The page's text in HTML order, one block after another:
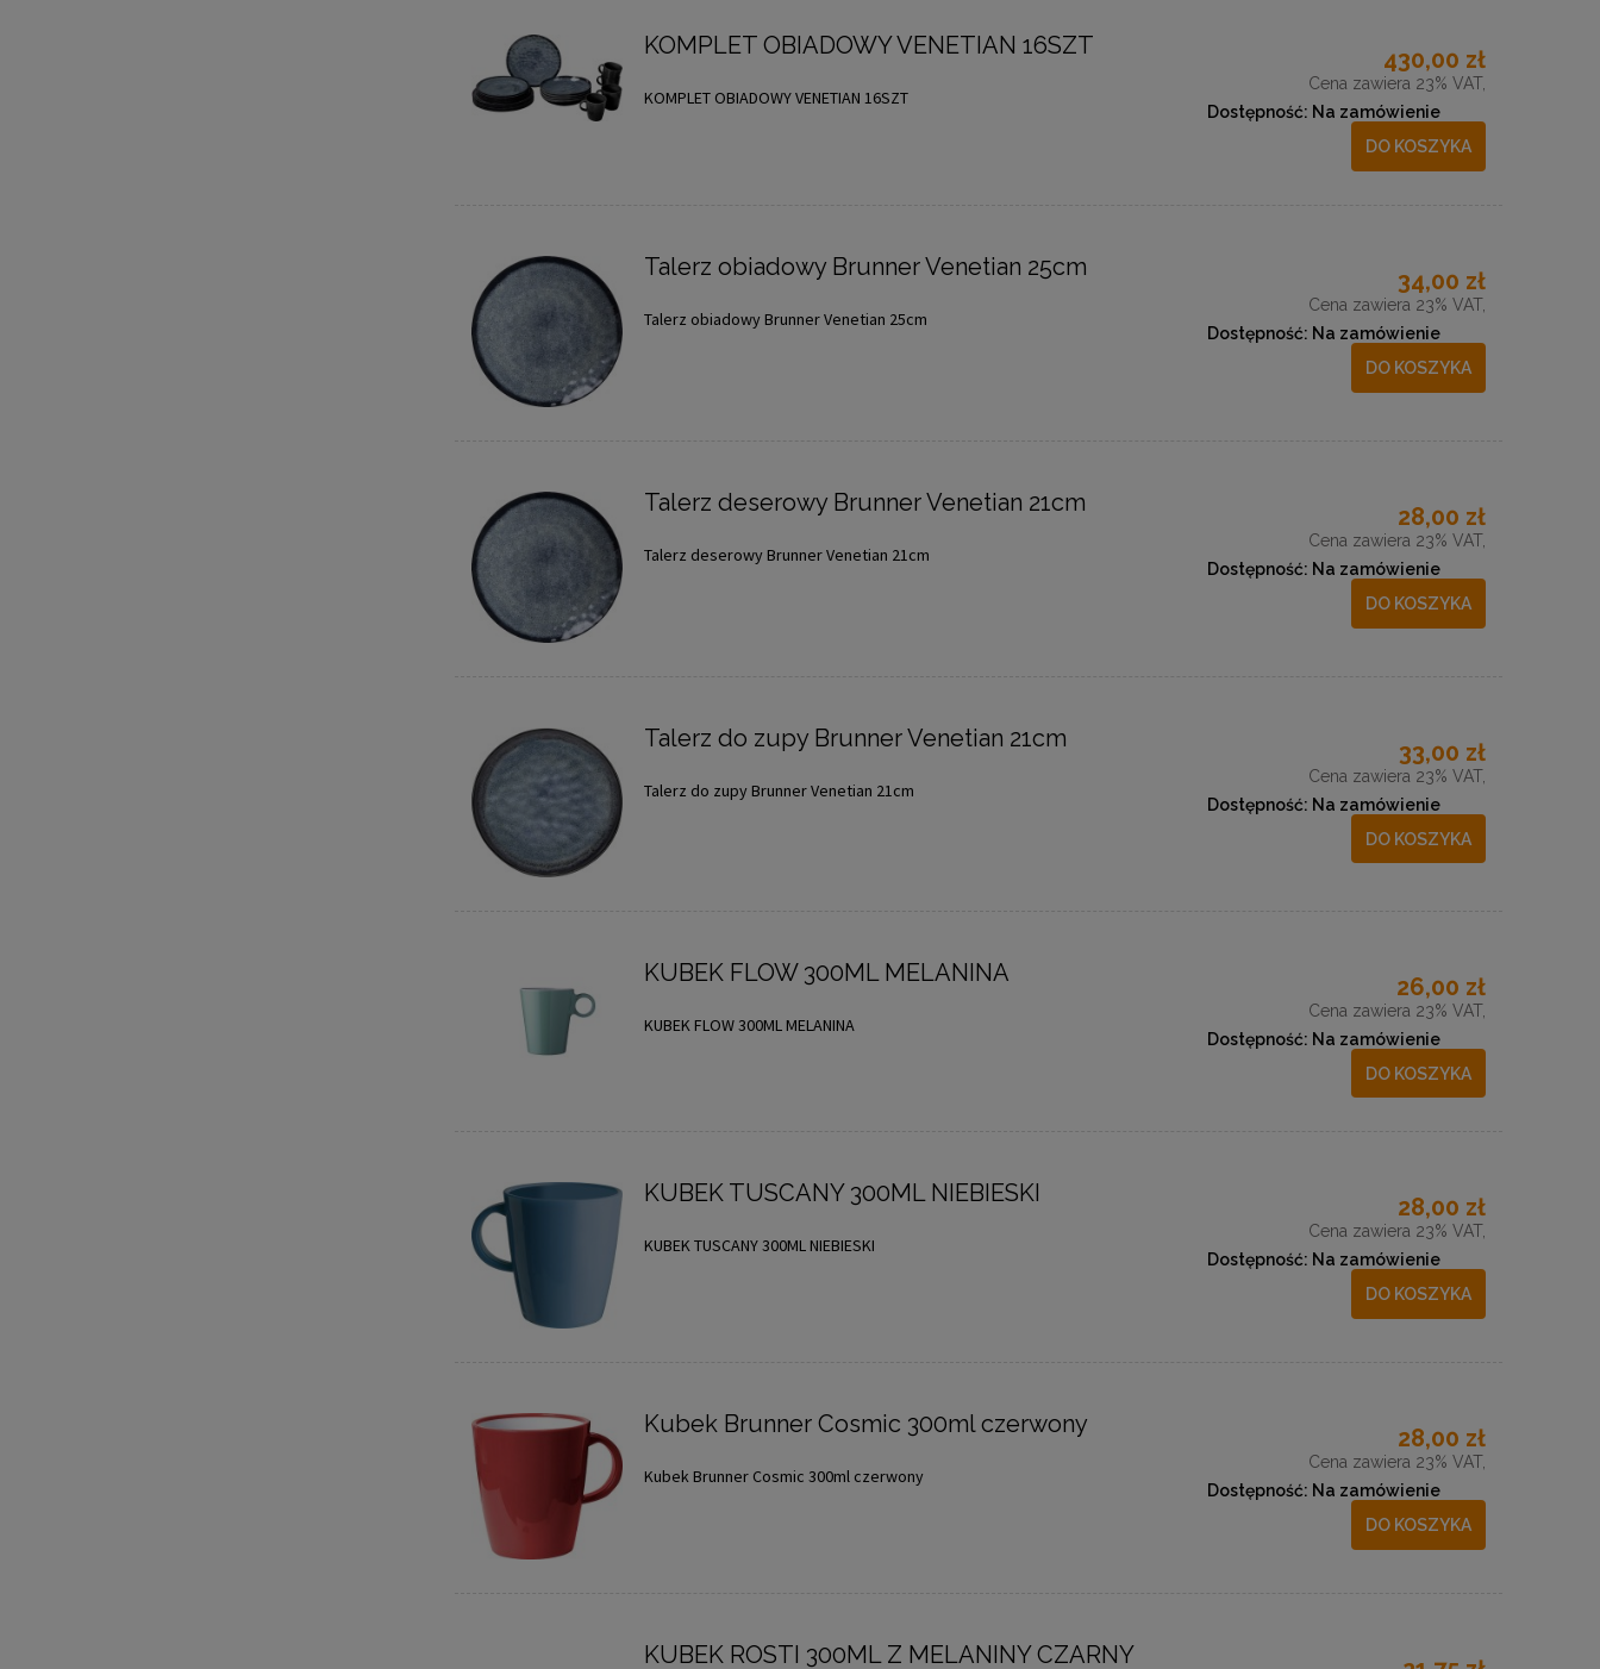
KOMPLET OBIADOWY VENETIAN 16SZT
KOMPLET OBIADOWY VENETIAN 16SZT
430,00 zł
Cena zawiera 23% VAT,
Dostępność: Na zamówienie
DO KOSZYKA
Talerz obiadowy Brunner Venetian 25cm
Talerz obiadowy Brunner Venetian 25cm
34,00 zł
Cena zawiera 23% VAT,
Dostępność: Na zamówienie
DO KOSZYKA
Talerz deserowy Brunner Venetian 21cm
Talerz deserowy Brunner Venetian 21cm
28,00 zł
Cena zawiera 23% VAT,
Dostępność: Na zamówienie
DO KOSZYKA
Talerz do zupy Brunner Venetian 21cm
Talerz do zupy Brunner Venetian 21cm
33,00 zł
Cena zawiera 23% VAT,
Dostępność: Na zamówienie
DO KOSZYKA
KUBEK FLOW 300ML MELANINA
KUBEK FLOW 300ML MELANINA
26,00 zł
Cena zawiera 23% VAT,
Dostępność: Na zamówienie
DO KOSZYKA
KUBEK TUSCANY 300ML NIEBIESKI
KUBEK TUSCANY 300ML NIEBIESKI
28,00 zł
Cena zawiera 23% VAT,
Dostępność: Na zamówienie
DO KOSZYKA
Kubek Brunner Cosmic 300ml czerwony
Kubek Brunner Cosmic 300ml czerwony
28,00 zł
Cena zawiera 23% VAT,
Dostępność: Na zamówienie
DO KOSZYKA
KUBEK ROSTI 300ML Z MELANINY CZARNY